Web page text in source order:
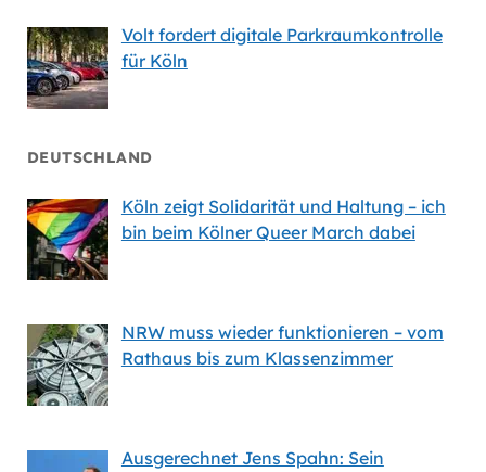
Volt fordert digitale Parkraumkontrolle
für Köln
DEUTSCHLAND
Köln zeigt Solidarität und Haltung – ich
bin beim Kölner Queer March dabei
NRW muss wieder funktionieren – vom
Rathaus bis zum Klassenzimmer
Ausgerechnet Jens Spahn: Sein